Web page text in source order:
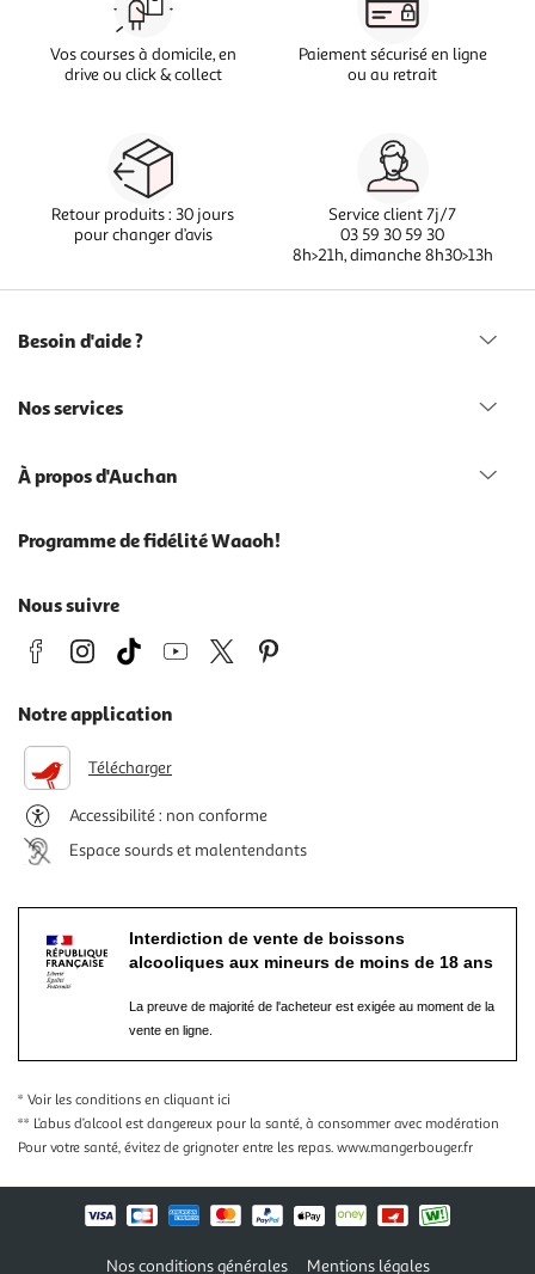
Vos courses à domicile, en
drive ou click & collect
Paiement sécurisé en ligne
ou au retrait
Retour produits : 30 jours
pour changer d’avis
Service client 7j/7
03 59 30 59 30
8h>21h, dimanche 8h30>13h
Besoin d'aide ?
Nos services
À propos d'Auchan
Programme de fidélité Waaoh!
Nous suivre
Notre application
Télécharger
Accessibilité : non conforme
Espace sourds et malentendants
Interdiction de vente de boissons
alcooliques aux mineurs de moins de 18 ans
La preuve de majorité de l'acheteur est exigée au moment de la
vente en ligne.
* Voir les conditions en cliquant ici
** L’abus d’alcool est dangereux pour la santé, à consommer avec modération
Pour votre santé, évitez de grignoter entre les repas. www.mangerbouger.fr
Nos conditions générales Mentions légales